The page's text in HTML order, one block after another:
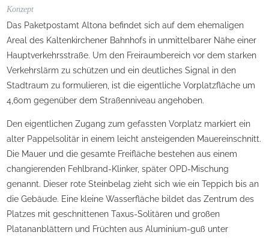
Konzept
Das Paketpostamt Altona befindet sich auf dem ehemaligen
Areal des Kaltenkirchener Bahnhofs in unmittelbarer Nähe einer
Hauptverkehrsstraße. Um den Freiraumbereich vor dem starken
Verkehrslärm zu schützen und ein deutliches Signal in den
Stadtraum zu formulieren, ist die eigentliche Vorplatzfläche um
4,60m gegenüber dem Straßenniveau angehoben.
Den eigentlichen Zugang zum gefassten Vorplatz markiert ein
alter Pappelsolitär in einem leicht ansteigenden Mauereinschnitt.
Die Mauer und die gesamte Freifläche bestehen aus einem
changierenden Fehlbrand-Klinker, später OPD-Mischung
genannt. Dieser rote Steinbelag zieht sich wie ein Teppich bis an
die Gebäude. Eine kleine Wasserfläche bildet das Zentrum des
Platzes mit geschnittenen Taxus-Solitären und großen
Platananblättern und Früchten aus Aluminium-guß unter